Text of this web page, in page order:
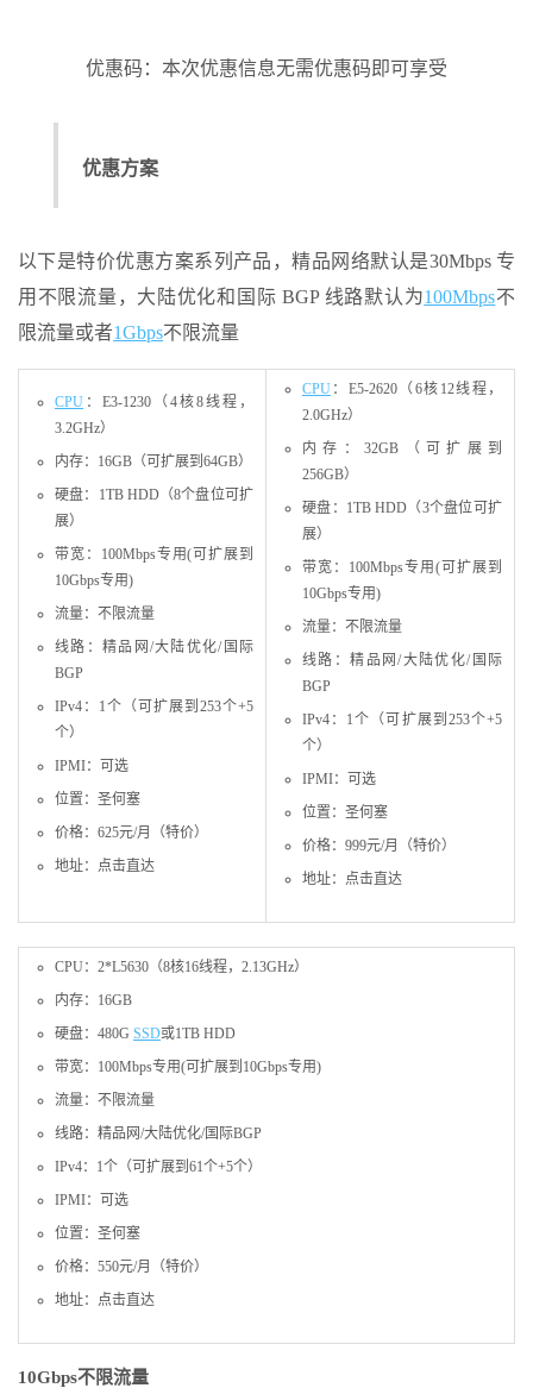
优惠码：本次优惠信息无需优惠码即可享受
优惠方案
以下是特价优惠方案系列产品，精品网络默认是30Mbps 专
用不限流量，大陆优化和国际 BGP 线路默认为100Mbps不
限流量或者1Gbps不限流量
CPU ：E3-1230（4核8线程，
3.2GHz）
内存：16GB（可扩展到64GB）
硬盘：1TB HDD（8个盘位可扩
展）
带宽：100Mbps专用(可扩展到
10Gbps专用)
流量：不限流量
线路：精品网/大陆优化/国际
BGP
IPv4：1个（可扩展到253个+5
个）
IPMI：可选
位置：圣何塞
价格：625元/月（特价）
地址：点击直达
CPU ：E5-2620（6核12线程，
2.0GHz）
内存：32GB（可扩展到
256GB）
硬盘：1TB HDD（3个盘位可扩
展）
带宽：100Mbps专用(可扩展到
10Gbps专用)
流量：不限流量
线路：精品网/大陆优化/国际
BGP
IPv4：1个（可扩展到253个+5
个）
IPMI：可选
位置：圣何塞
价格：999元/月（特价）
地址：点击直达
CPU：2*L5630（8核16线程，2.13GHz）
内存：16GB
硬盘：480G SSD或1TB HDD
带宽：100Mbps专用(可扩展到10Gbps专用)
流量：不限流量
线路：精品网/大陆优化/国际BGP
IPv4：1个（可扩展到61个+5个）
IPMI：可选
位置：圣何塞
价格：550元/月（特价）
地址：点击直达
10Gbps不限流量